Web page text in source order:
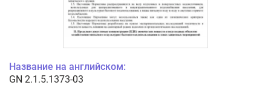
Название на английском:
GN 2.1.5.1373-03